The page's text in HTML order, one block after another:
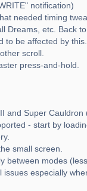
notification)
needed timing
Dreams, etc. Back
be affected by
scroll.
press-and-hold.
and Super
- start by
small screen.
between modes
especially